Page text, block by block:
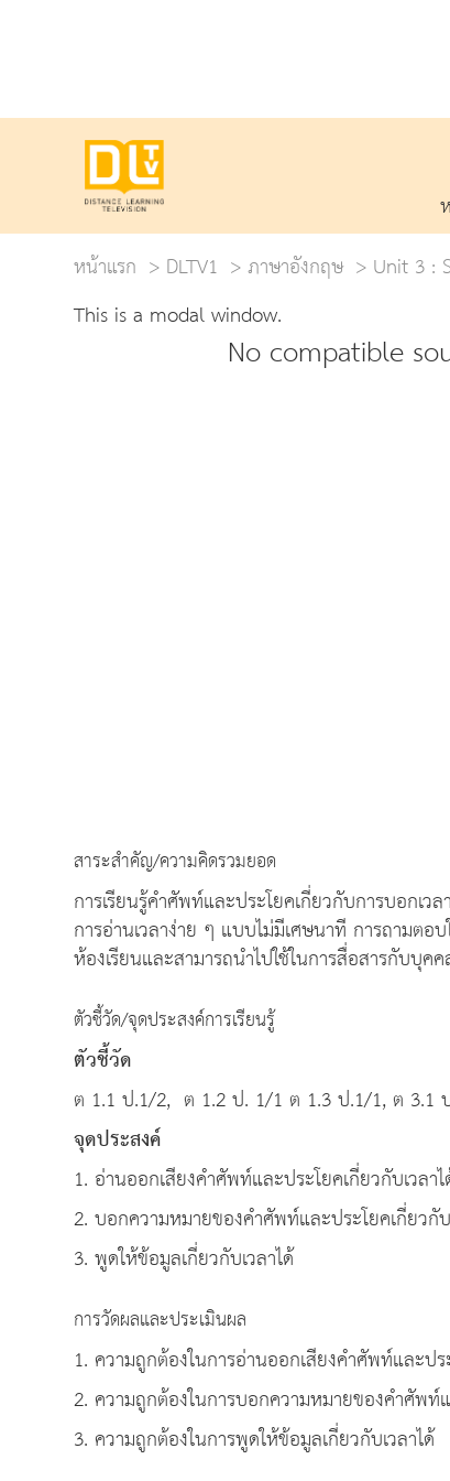
หน้าแรก
DLTV1 ภาษาอังกฤษ Unit 3 :
This is a modal window.
No compatible
สาระสำคัญ/ความคิดรวมยอด
การเรียนรู้คำศัพท์และประโยคเกี่ยวกับการบอกเ
การอ่านเวลาง่าย ๆ แบบไม่มีเศษนาที การถามตอ
ห้องเรียนและสามารถนำไปใช้ในการสื่อสารกับบุค
ตัวชี้วัด/จุดประสงค์การเรียนรู้
ตัวชี้วัด
ต 1.1 ป.1/2, ต 1.2 ป. 1/1 ต 1.3 ป.1/1, ต 3.1
จุดประสงค์
1. อ่านออกเสียงคำศัพท์และประโยคเกี่ยวกับเวลา
2. บอกความหมายของคำศัพท์และประโยคเกี่ยวกับ
3. พูดให้ข้อมูลเกี่ยวกับเวลาได้
การวัดผลและประเมินผล
1. ความถูกต้องในการอ่านออกเสียงคำศัพท์และปร
2. ความถูกต้องในการบอกความหมายของคำศัพท์
3. ความถูกต้องในการพูดให้ข้อมูลเกี่ยวกับเวลาได้